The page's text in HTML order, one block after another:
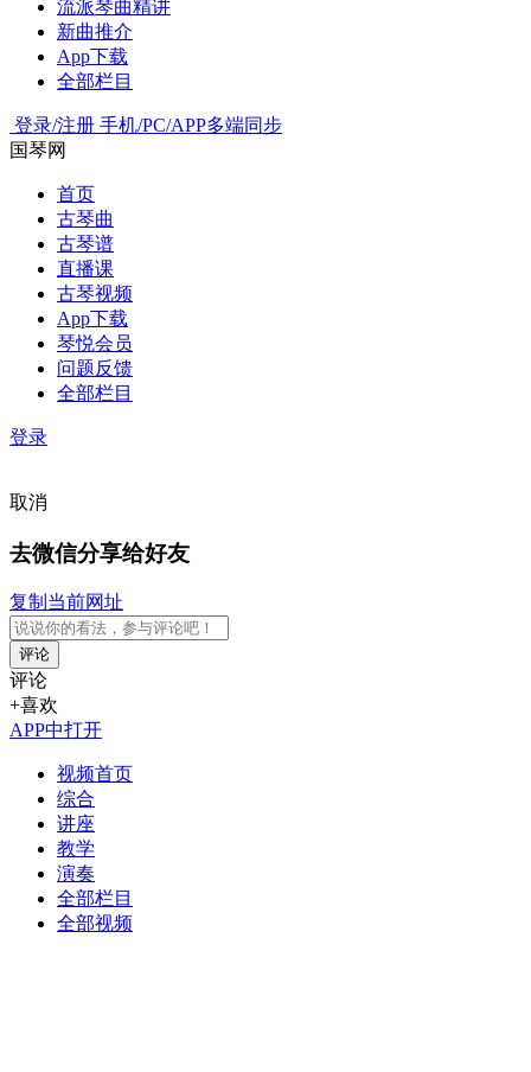
流派琴曲精讲
新曲推介
App下载
全部栏目
登录/注册 手机/PC/APP多端同步
国琴网
首页
古琴曲
古琴谱
直播课
古琴视频
App下载
琴悦会员
问题反馈
全部栏目
登录
取消
去微信分享给好友
复制当前网址
评论
评论
+喜欢
APP中打开
视频首页
综合
讲座
教学
演奏
全部栏目
全部视频